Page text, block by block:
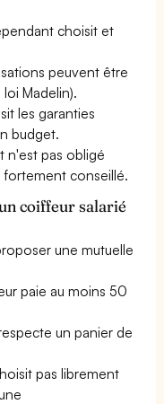
choisit et
peuvent être
Madelin).
les garanties
budget.
n'est pas obligé
fortement conseillé.
coiffeur salarié
une mutuelle
paie au moins 50
un panier de
pas librement